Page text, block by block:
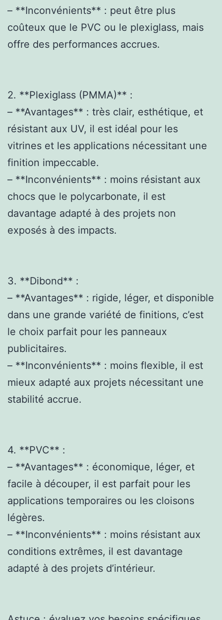
– **Inconvénients** : peut être plus
coûteux que le PVC ou le plexiglass, mais
offre des performances accrues.
2. **Plexiglass (PMMA)** :
– **Avantages** : très clair, esthétique, et
résistant aux UV, il est idéal pour les
vitrines et les applications nécessitant une
finition impeccable.
– **Inconvénients** : moins résistant aux
chocs que le polycarbonate, il est
davantage adapté à des projets non
exposés à des impacts.
3. **Dibond** :
– **Avantages** : rigide, léger, et disponible
dans une grande variété de finitions, c’est
le choix parfait pour les panneaux
publicitaires.
– **Inconvénients** : moins flexible, il est
mieux adapté aux projets nécessitant une
stabilité accrue.
4. **PVC** :
– **Avantages** : économique, léger, et
facile à découper, il est parfait pour les
applications temporaires ou les cloisons
légères.
– **Inconvénients** : moins résistant aux
conditions extrêmes, il est davantage
adapté à des projets d’intérieur.